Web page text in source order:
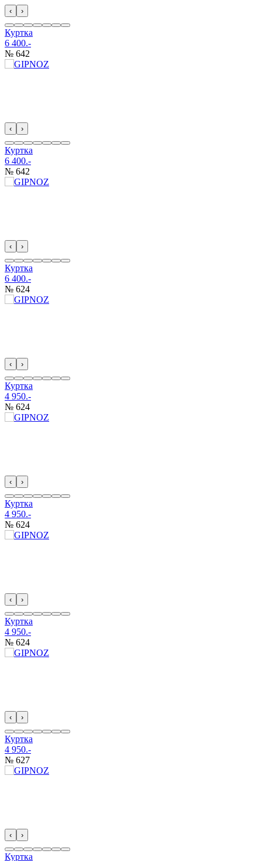
‹ ›
Куртка
6 400.-
№ 642
‹ ›
Куртка
6 400.-
№ 642
‹ ›
Куртка
6 400.-
№ 624
‹ ›
Куртка
4 950.-
№ 624
‹ ›
Куртка
4 950.-
№ 624
‹ ›
Куртка
4 950.-
№ 624
‹ ›
Куртка
4 950.-
№ 627
‹ ›
Куртка